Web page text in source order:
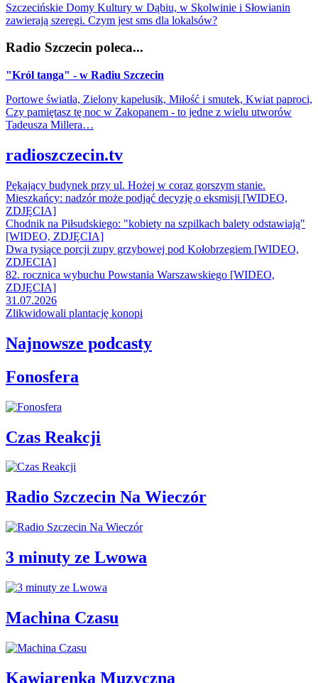
Szczecińskie Domy Kultury w Dąbiu, w Skolwinie i Słowianin
zawierają szeregi. Czym jest sms dla lokalsów?
Radio Szczecin poleca...
"Król tanga" - w Radiu Szczecin
Portowe światła, Zielony kapelusik, Miłość i smutek, Kwiat paproci,
Czy pamiętasz tę noc w Zakopanem - to jedne z wielu utworów
Tadeusza Millera…
radioszczecin.tv
Pękający budynek przy ul. Hożej w coraz gorszym stanie.
Mieszkańcy: nadzór może podjąć decyzję o eksmisji [WIDEO,
ZDJĘCIA]
Chodnik na Piłsudskiego: "kobiety na szpilkach balety odstawiają"
[WIDEO, ZDJĘCIA]
Dwa tysiące porcji zupy grzybowej pod Kołobrzegiem [WIDEO,
ZDJECIA]
82. rocznica wybuchu Powstania Warszawskiego [WIDEO,
ZDJĘCIA]
31.07.2026
Zlikwidowali plantację konopi
Najnowsze podcasty
Fonosfera
Czas Reakcji
Radio Szczecin Na Wieczór
3 minuty ze Lwowa
Machina Czasu
Kawiarenka Muzyczna